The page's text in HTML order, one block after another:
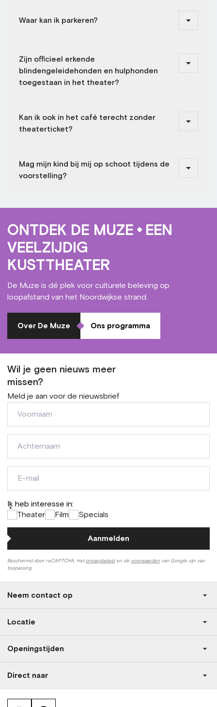
Waar kan ik parkeren?
Zijn officieel erkende
blindengeleidehonden en hulphonden
toegestaan in het theater?
Kan ik ook in het café terecht zonder
theaterticket?
Mag mijn kind bij mij op schoot tijdens de
voorstelling?
ONTDEK DE MUZE EEN
VEELZIJDIG
KUSTTHEATER
De Muze is dé plek voor culturele beleving op
loopafstand van het Noordwijkse strand.
Over De Muze Ons programma
Wil je geen nieuws meer
missen?
Meld je aan voor de nieuwsbrief
Ik heb interesse in:
*
Theater Film Specials
mail
Aanmelden
Beschermd door reCAPTCHA. Het privacybeleiden de voorwaarden van Google zijn van
toepassing.
Neem contact op
Locatie
Openingstijden
Direct naar